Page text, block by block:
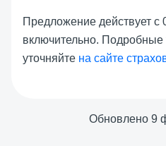
Предложение действует с
включительно. Подробные
уточняйте на сайте
Обновлено 9